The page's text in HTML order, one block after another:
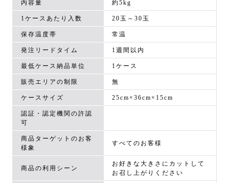
内容量 約5kg
1ケースあたり入数 20玉～30玉
保存温度帯 常温
発注リードタイム 1週間以内
最低ケース納品単位 1ケース
販売エリアの制限 無
ケースサイズ 25cm×36cm×15cm
認証・認定機関の許認
可
商品ターゲットのお客
様象
すべてのお客様
商品の利用シーン
お好きな大きさにカットして
お召し上がりください